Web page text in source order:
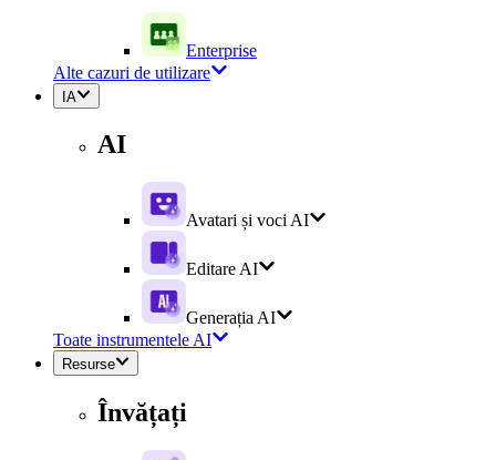
Enterprise
Alte cazuri de utilizare
IA
AI
Avatari și voci AI
Editare AI
Generația AI
Toate instrumentele AI
Resurse
Învățați